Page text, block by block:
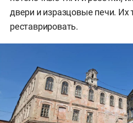
двери и изразцовые печи.
реставрировать.